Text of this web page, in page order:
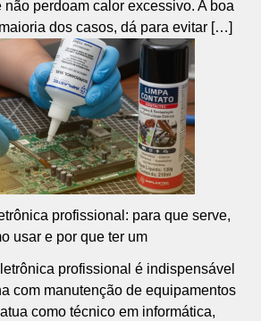
perdoam calor excessivo. A boa
dos casos, dá para evitar […]
profissional: para que serve,
usar e por que ter um
profissional é indispensável
com manutenção de equipamentos
como técnico em informática,